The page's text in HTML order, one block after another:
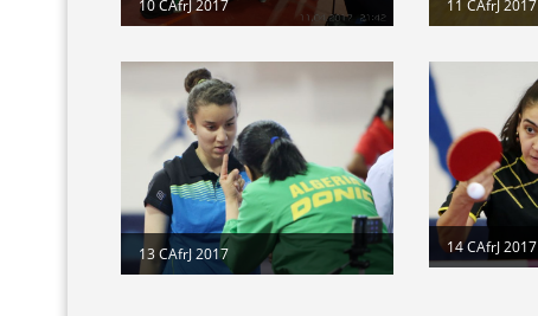
10 CAfrJ 2017 11 CAfrJ 2017
13 CAfrJ 2017 14 CAfrJ 2017